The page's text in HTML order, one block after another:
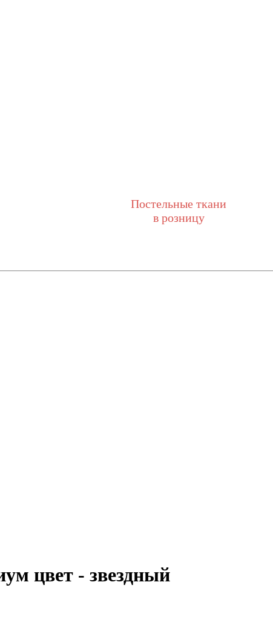
Постельные ткани
в розницу
цвет - звездный